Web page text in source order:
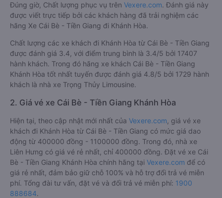
Đúng giờ, Chất lượng phục vụ trên Vexere.com. Đánh giá này
được viết trực tiếp bởi các khách hàng đã trải nghiệm các
hãng Xe Cái Bè - Tiền Giang đi Khánh Hòa.
Chất lượng các xe khách đi Khánh Hòa từ Cái Bè - Tiền Giang
được đánh giá 3.4, với điểm trung bình là 3.4/5 bởi 17407
hành khách. Trong đó hãng xe khách Cái Bè - Tiền Giang
Khánh Hòa tốt nhất tuyến được đánh giá 4.8/5 bởi 1729 hành
khách là nhà xe Trọng Thủy Limousine.
2. Giá vé xe Cái Bè - Tiền Giang Khánh Hòa
Hiện tại, theo cập nhật mới nhất của Vexere.com , giá vé xe
khách đi Khánh Hòa từ Cái Bè - Tiền Giang có mức giá dao
động từ 400000 đồng - 1100000 đồng. Trong đó, nhà xe
Liên Hưng có giá vé rẻ nhất, chỉ 400000 đồng. Đặt vé xe Cái
Bè - Tiền Giang Khánh Hòa chính hãng tại Vexere.com để có
giá rẻ nhất, đảm bảo giữ chỗ 100% và hỗ trợ đổi trả vé miễn
phí. Tổng đài tư vấn, đặt vé và đổi trả vé miễn phí: 1900
888684.